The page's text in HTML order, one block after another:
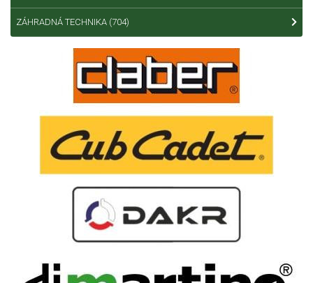
ZÁHRADNÁ TECHNIKA (704)